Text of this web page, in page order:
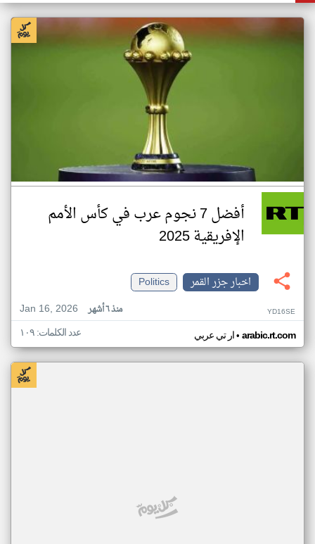
أفضل 7 نجوم عرب في كأس الأمم
الإفريقية 2025
اخبار جزر القمر
Politics
Jan 16, 2026
منذ ٦ أشهر YD16SE
ار تي عربي• arabic.rt.com عدد الكلمات: ١٠٩